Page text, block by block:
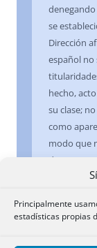
Principalmente
estadísticas propias
se
Dirección
español no
hecho,
su clase;
como
modo que
denegarse
por
distintos
16 octubre